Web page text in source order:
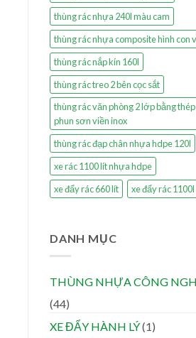
thùng rác nhựa 240l màu cam
thùng rác nhựa composite hình con
thùng rác nắp kín 160l
thùng rác treo 2 bên cọc sắt
thùng rác văn phòng 2 lớp bằng thép
phun sơn viền inox
thùng rác đạp chân nhựa hdpe 120l
xe rác 1100 lít nhựa hdpe
xe đẩy rác 660 lít
xe đẩy rác 1100l
DANH MỤC
THÙNG NHỰA CÔNG
(44)
XE ĐẨY HÀNH LÝ(1)